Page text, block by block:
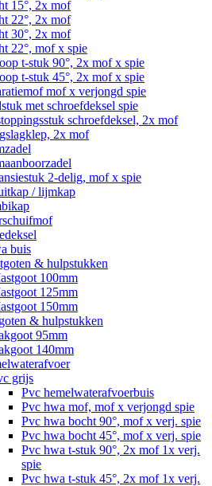
15°, 2x mof
22°, 2x mof
30°, 2x mof
22°, mof x spie
t-stuk 90°, 2x mof x spie
t-stuk 45°, 2x mof x spie
mof x verjongd spie
met schroefdeksel spie
schroefdeksel, 2x mof
2x mof
2-delig, mof x spie
/ lijmkap
buis
& hulpstukken
100mm
125mm
150mm
& hulpstukken
95mm
140mm
grijs
Pvc hemelwaterafvoerbuis
Pvc hwa mof, mof x verjongd spie
Pvc hwa bocht 90°, mof x verj. spie
Pvc hwa bocht 45°, mof x verj. spie
Pvc hwa t-stuk 90°, 2x mof 1x verj.
spie
Pvc hwa t-stuk 45°, 2x mof 1x verj.